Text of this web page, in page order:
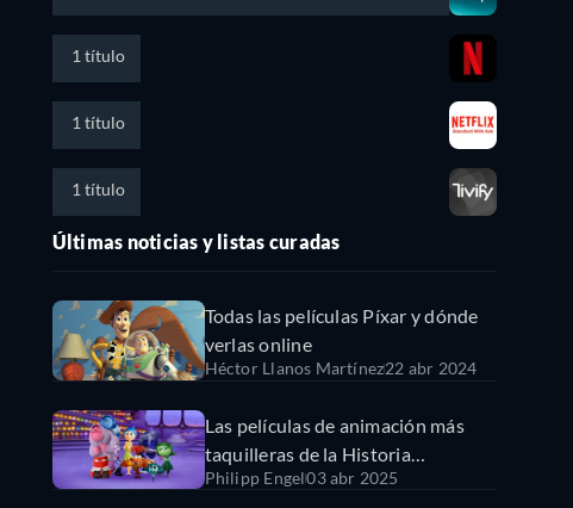
1 título
1 título
1 título
Últimas noticias y listas curadas
Todas las películas Píxar y dónde
verlas online
Héctor Llanos Martínez22 abr 2024
Las películas de animación más
taquilleras de la Historia
disponibles online
Philipp Engel03 abr 2025